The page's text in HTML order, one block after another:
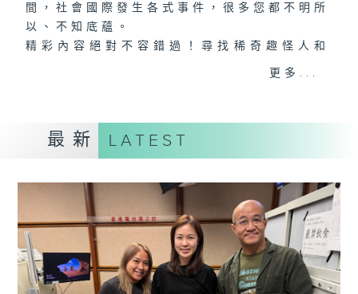
間，社會國際發生各式事件，很多您都不明所
以、不知底蘊。
精彩內容絕對不容錯過！尋找稀奇趣怪人和
事，探究箇中原由根據，發掘誘人小故事；從
專家助您輕鬆解決寵物問題；認識不同運動種
類及特式等。
更多...
最新 LATEST